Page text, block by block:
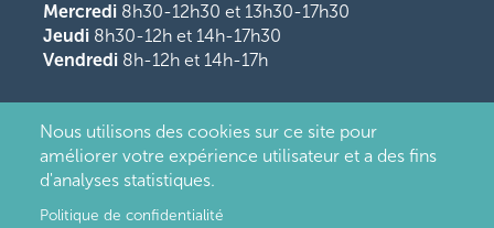
Nous utilisons des cookies sur ce site pour
améliorer votre expérience utilisateur et a des fins
d'analyses statistiques.
Politique de confidentialité
Mercredi 8h30-12h30 et 13h30-17h30
Jeudi 8h30-12h et 14h-17h30
Vendredi 8h-12h et 14h-17h